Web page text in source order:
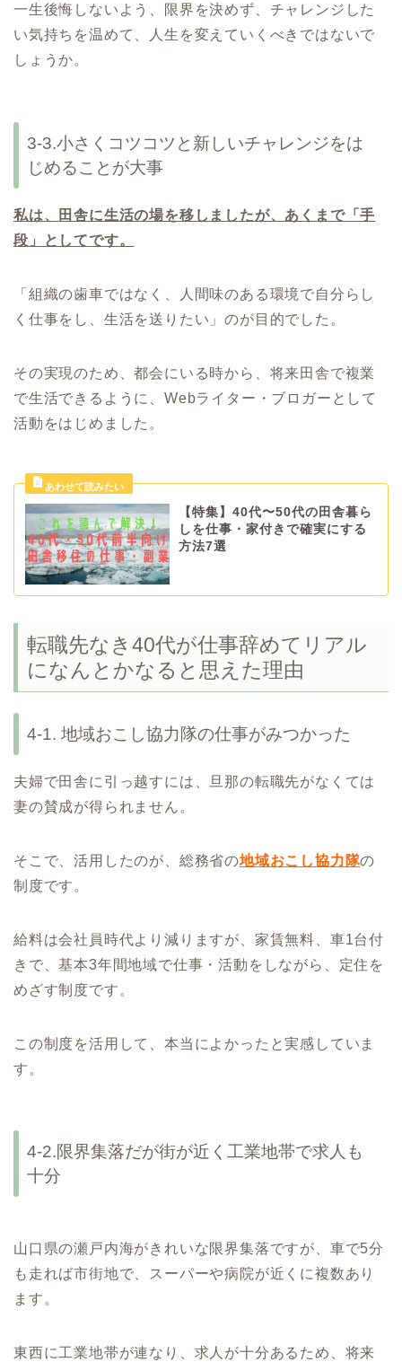
一生後悔しないよう、限界を決めず、チャレンジした
い気持ちを温めて、人生を変えていくべきではないで
しょうか。
3-3.小さくコツコツと新しいチャレンジをは
じめることが大事
私は、田舎に生活の場を移しましたが、あくまで「手
段」としてです。
「組織の歯車ではなく、人間味のある環境で自分らし
く仕事をし、生活を送りたい」のが目的でした。
その実現のため、都会にいる時から、将来田舎で複業
で生活できるように、Webライター・ブロガーとして
活動をはじめました。
【特集】40代〜50代の田舎暮ら
しを仕事・家付きで確実にする
方法7選
転職先なき40代が仕事辞めてリアル
になんとかなると思えた理由
4-1. 地域おこし協力隊の仕事がみつかった
夫婦で田舎に引っ越すには、旦那の転職先がなくては
妻の賛成が得られません。
そこで、活用したのが、総務省の地域おこし協力隊の
制度です。
給料は会社員時代より減りますが、家賃無料、車1台付
きで、基本3年間地域で仕事・活動をしながら、定住を
めざす制度です。
この制度を活用して、本当によかったと実感していま
す。
4-2.限界集落だが街が近く工業地帯で求人も
十分
山口県の瀬戸内海がきれいな限界集落ですが、車で5分
も走れば市街地で、スーパーや病院が近くに複数あり
ます。
東西に工業地帯が連なり、求人が十分あるため、将来